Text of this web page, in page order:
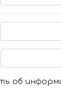
об